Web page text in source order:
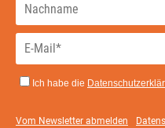
Ich habe die
Vom Newsletter abmelden